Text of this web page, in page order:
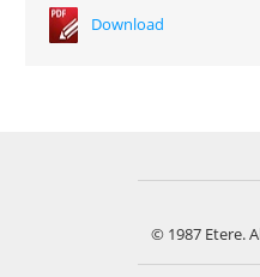
Download
© 1987 Etere.